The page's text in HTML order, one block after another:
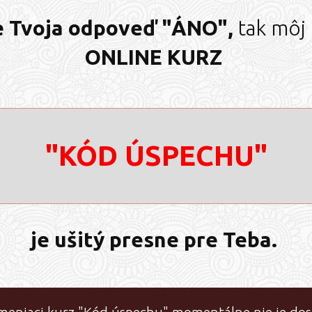
Tvoja odpoveď "ÁNO", tak môj
ONLINE KURZ
"KÓD ÚSPECHU"
je ušitý presne pre Teba.